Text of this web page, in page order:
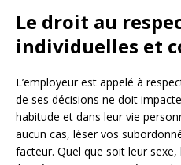
Le droit au
individuelles et
L’employeur est appelé à
de ses décisions ne doit
habitude et dans leur vie
aucun cas, léser vos
facteur. Quel que soit leur sexe,